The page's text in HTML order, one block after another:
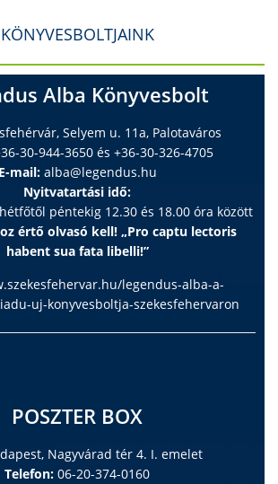
KÖNYVESBOLTJAINK
Alba Könyvesbolt
Selyem u. 11a, Palotaváros
30-944-3650 és +36-30-326-4705
E-mail: alba@legendus.hu
Nyitvatartási idő:
péntekig 12.30 és 18.00 óra között
értő olvasó kell! „Pro captu lectoris
habent sua fata libelli!”
legendus-alba-a-
uj-konyvesboltja-szekesfehervaron
POSZTER BOX
Nagyvárad tér 4. I. emelet
Telefon: 06-20-374-0160